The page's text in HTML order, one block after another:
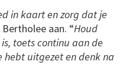
in kaart en zorg dat je
Bertholee aan. “Houd
toets continu aan de
hebt uitgezet en denk na